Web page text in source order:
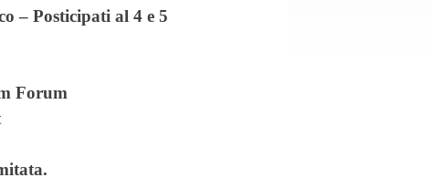
– Posticipati al 4 e 5
Forum